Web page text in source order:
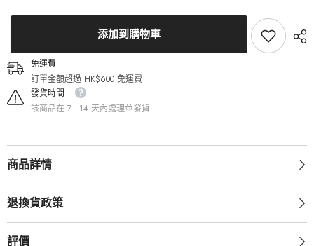
月
片）
的
量
月
數
量
添加到購物車
免運費
訂單金額超過 HK$600 免運費
發貨時間
該商品在 7 - 14 天內處理並發貨
商品詳情
退換貨政策
評價